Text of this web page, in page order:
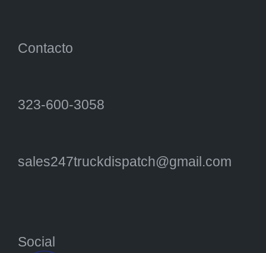
Contacto
323-600-3058
sales247truckdispatch@gmail.com
Social